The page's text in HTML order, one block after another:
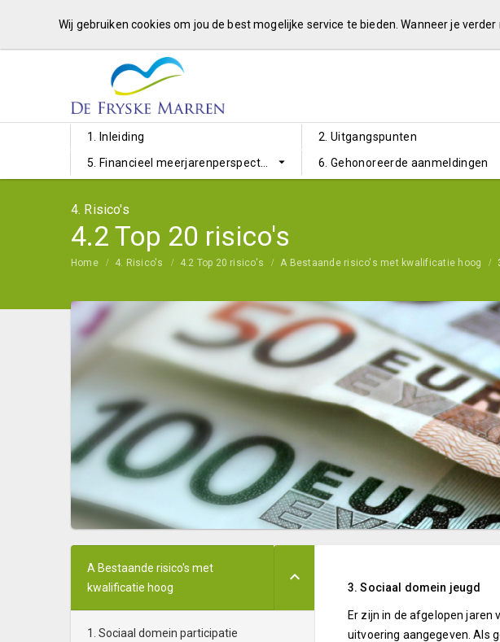
Wij gebruiken cookies om jou de best mogelijke service te bieden. Wanneer je
1. Inleiding 2. Uitgangspunten
5. Financieel meerjarenperspectief
6. Gehonoreerde aanmeldingen
4. Risico's
4.2 Top 20 risico's
Home 4. Risico's 4.2 Top 20 risico's A Bestaande risico's met kwalificatie hoog
A Bestaande risico's met
kwalificatie hoog
1. Sociaal domein participatie
3. Sociaal domein jeugd
Er zijn in de afgelopen
uitvoering aangegeven. Als